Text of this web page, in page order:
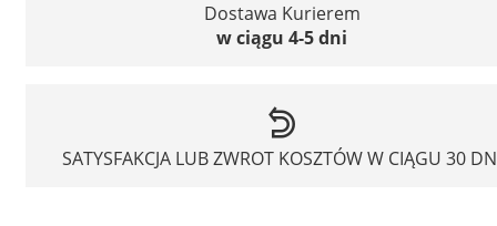
Dostawa Kurierem
w ciągu 4-5 dni
SATYSFAKCJA LUB ZWROT KOSZTÓW W CIĄGU 30